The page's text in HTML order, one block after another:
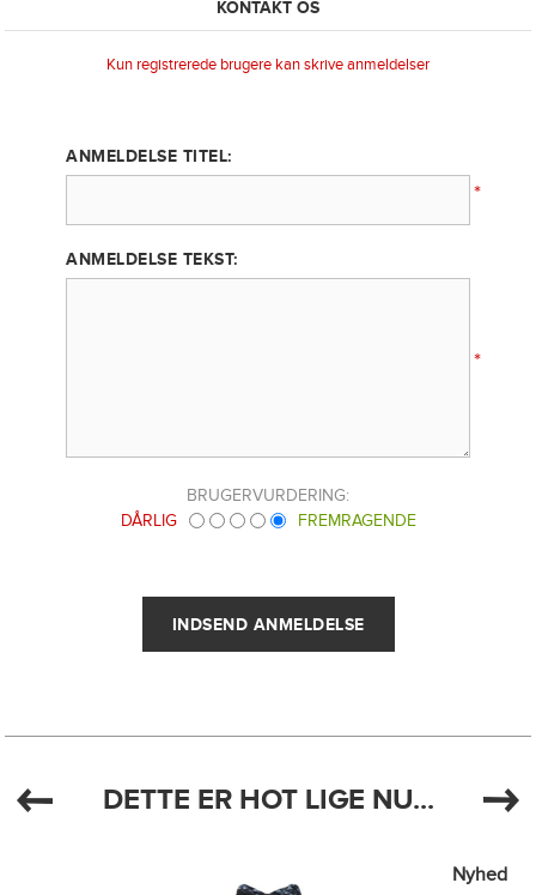
KONTAKT OS
Kun registrerede brugere kan skrive anmeldelser
ANMELDELSE TITEL:
*
ANMELDELSE TEKST:
*
BRUGERVURDERING:
DÅRLIG
FREMRAGENDE
DETTE ER HOT LIGE NU...